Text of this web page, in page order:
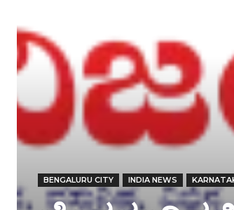
BENGALURU CITY INDIA NEWS